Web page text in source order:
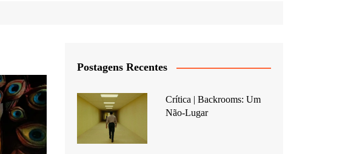
Postagens Recentes
Crítica | Backrooms: Um
Não-Lugar